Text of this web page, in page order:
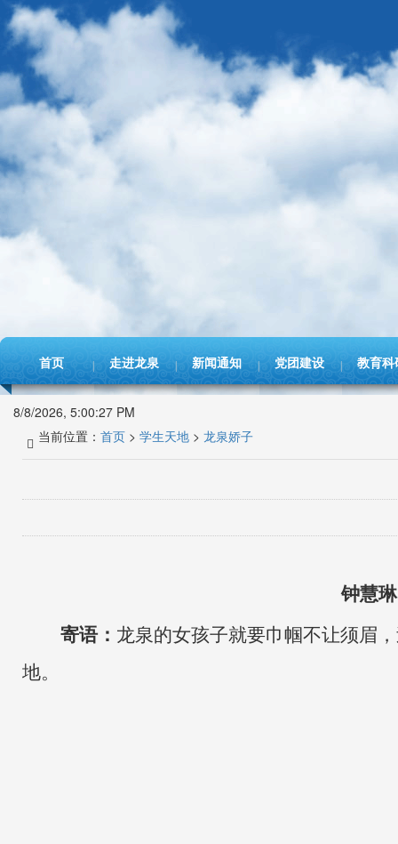
首页 走进龙泉 新闻通知 党团建设 教育科
8/8/2026, 5:00:28 PM
当前位置： 首页 > 学生天地 > 龙泉娇子
钟慧琳
寄语： 龙泉的女孩子就要巾帼不让须眉
地。